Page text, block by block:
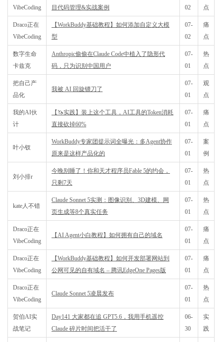
VibeCoding
目代码管理&实战案例
02
点
Draco正在
VibeCoding
【WorkBuddy基础教程】如何添加自定义大模
型
07-
02
痛
点
数字生命
卡兹克
Anthropic偷偷在Claude Code中植入了隐形代
码，只为识别中国用户
07-
01
热
点
把自己产
品化
我被 AI 回旋镖刀了
07-
01
观
点
我的AI伙
计
【🦄实践】装上这个工具，AI工具的Token消耗
直接砍掉60%
07-
01
痛
点
叶小钗
WorkBuddy专家团提示词全曝光：多Agent协作
原来是这样产品化的
07-
01
案
例
刘小排r
今晚别睡了！你和天才程序员Fable 5的约会，
只剩7天
07-
01
热
点
kate人不错
Claude Sonnet 5实测：图像识别、3D建模、网
页生成等8个真实任务
07-
01
热
点
Draco正在
VibeCoding
【AI Agent小白教程】如何拥有自己的域名
07-
01
痛
点
Draco正在
VibeCoding
【WorkBuddy基础教程】如何开发部署网站到
公网可见的自有域名 – 腾讯EdgeOne Pages版
07-
01
痛
点
Draco正在
VibeCoding
Claude Sonnet 5凌晨发布
07-
01
热
点
贺伯AI实
战笔记
Day141 大家都在追 GPT5.6，我用手机遥控
Claude 碎片时间把活干了
06-
30
实
践